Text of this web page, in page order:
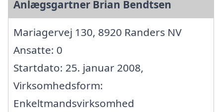
Anlægsgartner Brian Bendtsen
Mariagervej 130, 8920 Randers NV
Ansatte: 0
Startdato: 25. januar 2008,
Virksomhedsform:
Enkeltmandsvirksomhed